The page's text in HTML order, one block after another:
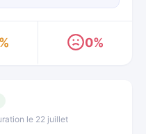
0%
le 22 juillet